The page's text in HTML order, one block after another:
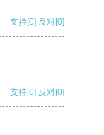
支持[0] 反对[0]
支持[0] 反对[0]